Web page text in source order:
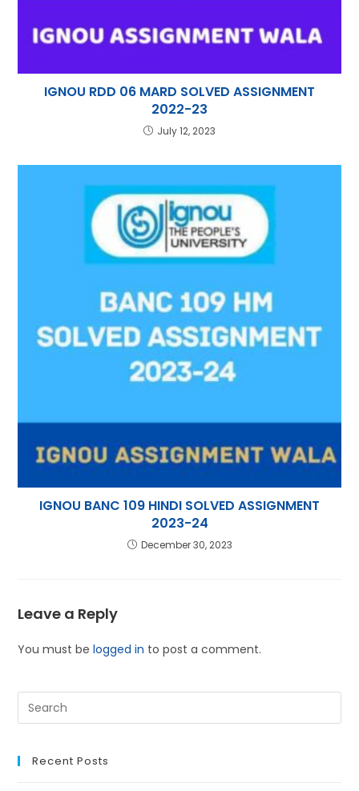
IGNOU RDD 06 MARD SOLVED ASSIGNMENT
2022-23
July 12, 2023
IGNOU BANC 109 HINDI SOLVED ASSIGNMENT
2023-24
December 30, 2023
Leave a Reply
You must belogged in to post a comment.
Recent Posts